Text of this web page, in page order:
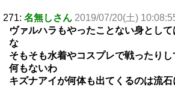
271: 名無しさん 2019/07/20(土)
ヴァルハラもやったことない身とし
な
そもそも水着やコスプレで戦ったり
何もないわ
キズナアイが何体も出てくるのは流石